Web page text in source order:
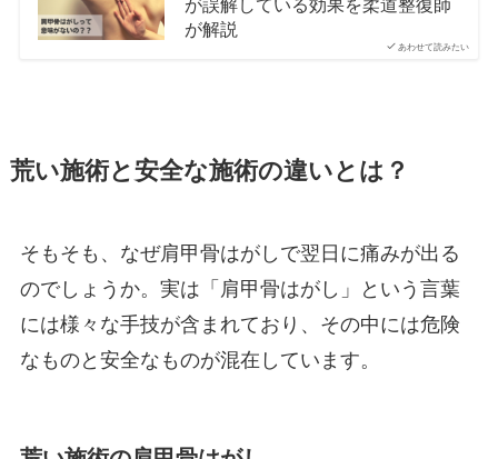
あわせて読みたい
が誤解している効果を柔道整復師
が解説
荒い施術と安全な施術の違いとは？
そもそも、なぜ肩甲骨はがしで翌日に痛みが出る
のでしょうか。実は「肩甲骨はがし」という言葉
には様々な手技が含まれており、その中には危険
なものと安全なものが混在しています。